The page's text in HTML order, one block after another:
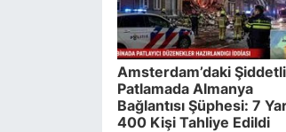
Amsterdam’daki Şiddetli
Patlamada Almanya
Bağlantısı Şüphesi: 7
400 Kişi Tahliye Edildi